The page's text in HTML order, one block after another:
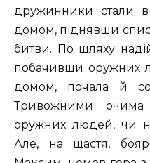
дружинники стали
домом, піднявши
битви. По шляху
побачивши оружних
домом, почала й
Тривожними
оружних людей, чи
Але, на щастя,